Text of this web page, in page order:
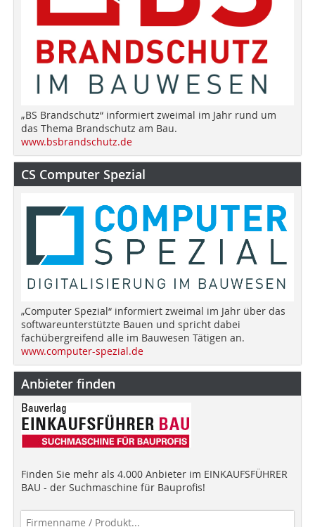
„BS Brandschutz“ informiert zweimal im Jahr rund um
das Thema Brandschutz am Bau.
www.bsbrandschutz.de
CS Computer Spezial
„Computer Spezial“ informiert zweimal im Jahr über das
softwareunterstützte Bauen und spricht dabei
fachübergreifend alle im Bauwesen Tätigen an.
www.computer-spezial.de
Anbieter finden
Finden Sie mehr als 4.000 Anbieter im EINKAUFSFÜHRER
BAU - der Suchmaschine für Bauprofis!